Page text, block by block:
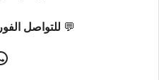
💬 للتواصل